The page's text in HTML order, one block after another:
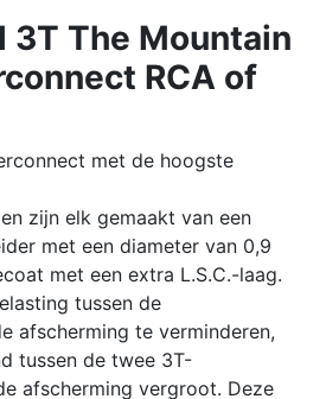
3T The Mountain
RCA of
met de hoogste
zijn elk gemaakt van een
met een diameter van 0,9
met een extra L.S.C.-laag.
tussen de
afscherming te verminderen,
tussen de twee 3T-
afscherming vergroot. Deze